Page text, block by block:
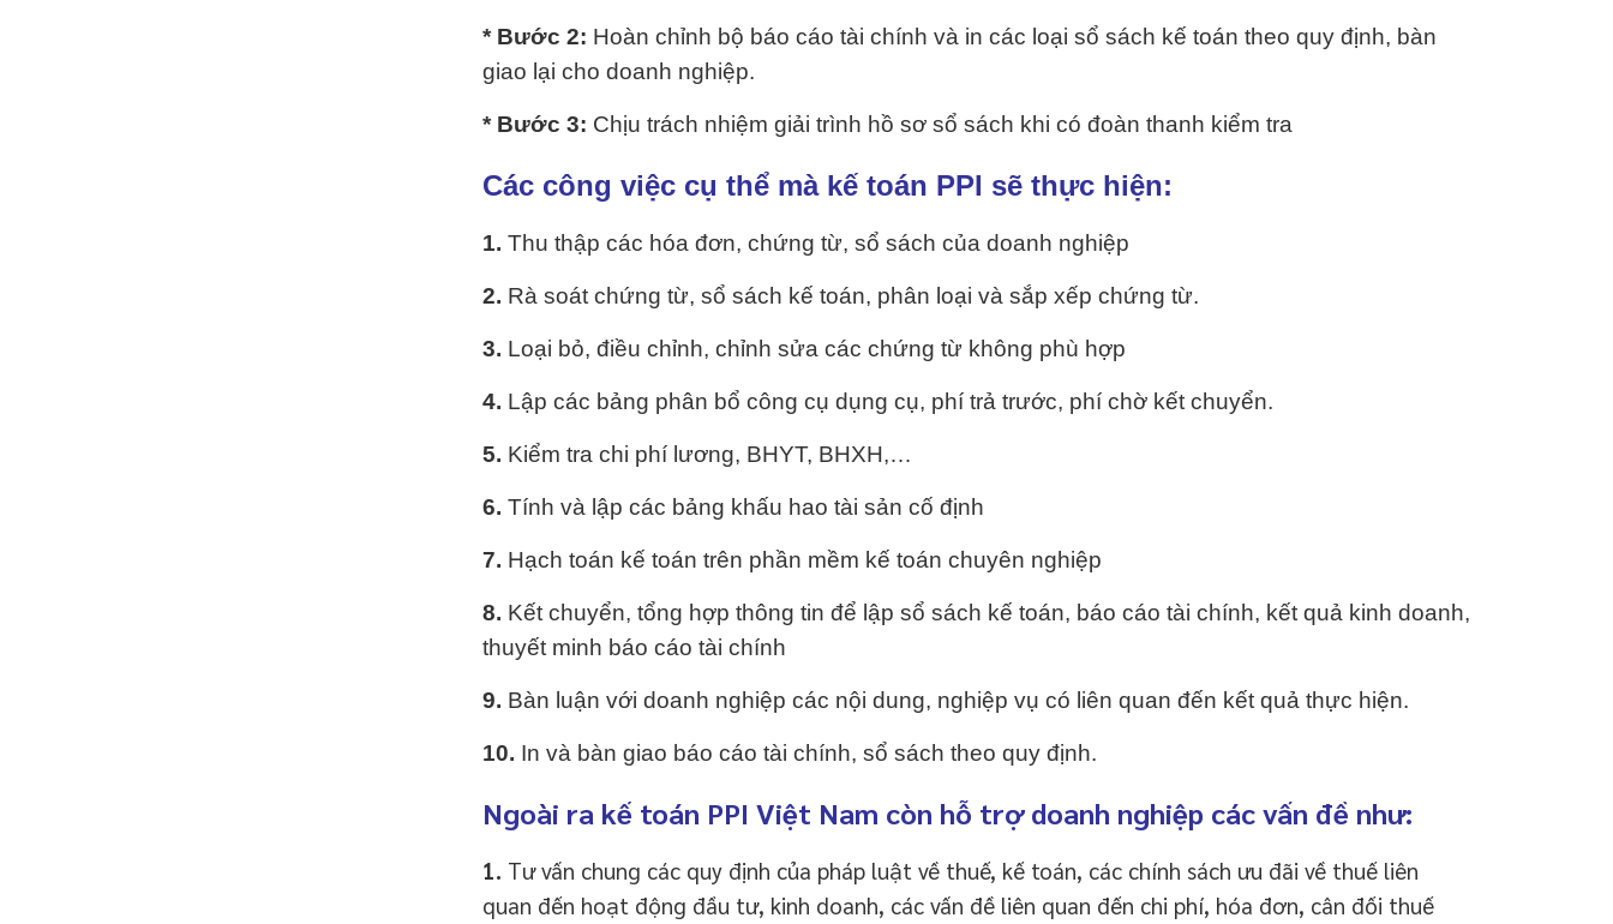
* Bước 2: Hoàn chỉnh bộ báo cáo tài chính và in các loại sổ sách kế toán theo quy định, bàn
giao lại cho doanh nghiệp.
* Bước 3: Chịu trách nhiệm giải trình hồ sơ sổ sách khi có đoàn thanh kiểm tra
Các công việc cụ thể mà kế toán PPI sẽ thực hiện:
1. Thu thập các hóa đơn, chứng từ, sổ sách của doanh nghiệp
2. Rà soát chứng từ, sổ sách kế toán, phân loại và sắp xếp chứng từ.
3. Loại bỏ, điều chỉnh, chỉnh sửa các chứng từ không phù hợp
4. Lập các bảng phân bổ công cụ dụng cụ, phí trả trước, phí chờ kết chuyển.
5. Kiểm tra chi phí lương, BHYT, BHXH,…
6. Tính và lập các bảng khấu hao tài sản cố định
7. Hạch toán kế toán trên phần mềm kế toán chuyên nghiệp
8. Kết chuyển, tổng hợp thông tin để lập sổ sách kế toán, báo cáo tài chính, kết quả kinh doanh,
thuyết minh báo cáo tài chính
9. Bàn luận với doanh nghiệp các nội dung, nghiệp vụ có liên quan đến kết quả thực hiện.
10. In và bàn giao báo cáo tài chính, sổ sách theo quy định.
Ngoài ra kế toán PPI Việt Nam còn hỗ trợ doanh nghiệp các vấn đề như:
1. Tư vấn chung các quy định của pháp luật về thuế, kế toán, các chính sách ưu đãi về thuế liên
quan đến hoạt động đầu tư, kinh doanh, các vấn đề liên quan đến chi phí, hóa đơn, cân đối thuế